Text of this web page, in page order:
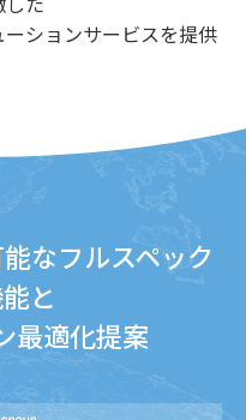
ションサービスを提供
なフルスペック
と
最適化提案